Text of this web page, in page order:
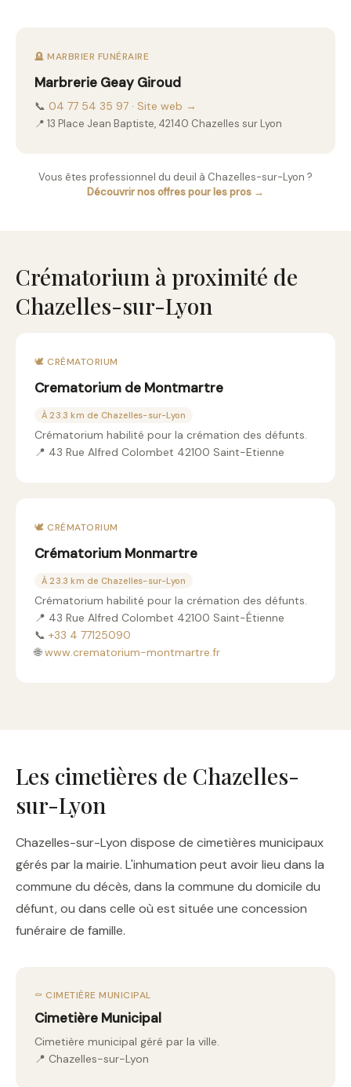
🪦 MARBRIER FUNÉRAIRE
Marbrerie Geay Giroud
📞 04 77 54 35 97 · Site web →
📍 13 Place Jean Baptiste, 42140 Chazelles sur Lyon
Vous êtes professionnel du deuil à Chazelles-sur-Lyon ?
Découvrir nos offres pour les pros →
Crématorium à proximité de
Chazelles-sur-Lyon
🕊️ CRÉMATORIUM
Crematorium de Montmartre
À 23.3 km de Chazelles-sur-Lyon
Crématorium habilité pour la crémation des défunts.
📍 43 Rue Alfred Colombet 42100 Saint-Etienne
🕊️ CRÉMATORIUM
Crématorium Monmartre
À 23.3 km de Chazelles-sur-Lyon
Crématorium habilité pour la crémation des défunts.
📍 43 Rue Alfred Colombet 42100 Saint-Étienne
📞 +33 4 77125090
🌐www.crematorium-montmartre.fr
Les cimetières de Chazelles-
sur-Lyon
Chazelles-sur-Lyon dispose de cimetières municipaux
gérés par la mairie. L'inhumation peut avoir lieu dans la
commune du décès, dans la commune du domicile du
défunt, ou dans celle où est située une concession
funéraire de famille.
⚰️ CIMETIÈRE MUNICIPAL
Cimetière Municipal
Cimetière municipal géré par la ville.
📍 Chazelles-sur-Lyon